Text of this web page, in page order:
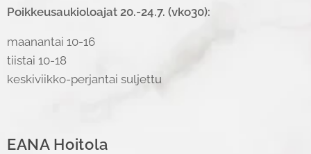
Poikkeusaukioloajat 20.-24.7. (vko30):
maanantai 10-16
tiistai 10-18
keskiviikko-perjantai suljettu
EANA Hoitola